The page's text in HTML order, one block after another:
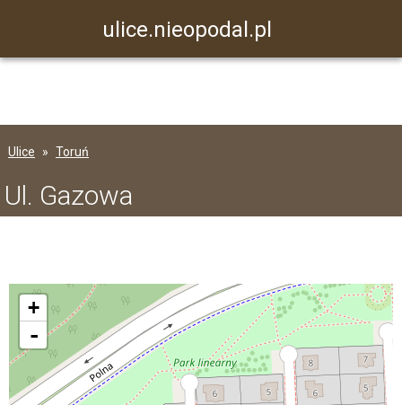
ulice.nieopodal.pl
Ulice Toruń
Ul. Gazowa
+
-